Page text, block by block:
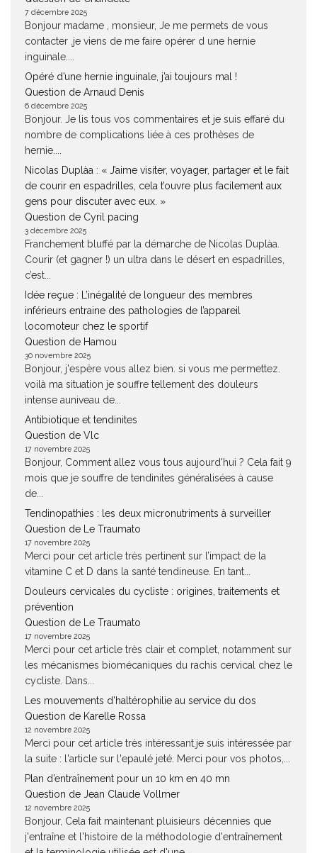
7 décembre 2025
Bonjour madame , monsieur, Je me permets de vous
contacter ,je viens de me faire opérer d une hernie
inguinale....
Opéré d’une hernie inguinale, j’ai toujours mal !
Question de Arnaud Denis
6 décembre 2025
Bonjour. Je lis tous vos commentaires et je suis effaré du
nombre de complications liée à ces prothèses de
hernie....
Nicolas Duplàa : « J’aime visiter, voyager, partager et le fait
de courir en espadrilles, cela t’ouvre plus facilement aux
gens pour discuter avec eux. »
Question de Cyril pacing
3 décembre 2025
Franchement bluffé par la démarche de Nicolas Duplàa.
Courir (et gagner !) un ultra dans le désert en espadrilles,
c’est...
Idée reçue : L’inégalité de longueur des membres
inférieurs entraine des pathologies de l’appareil
locomoteur chez le sportif
Question de Hamou
30 novembre 2025
Bonjour, j'espère vous allez bien. si vous me permettez.
voilà ma situation je souffre tellement des douleurs
intense auniveau de...
Antibiotique et tendinites
Question de Vlc
17 novembre 2025
Bonjour, Comment allez vous tous aujourd'hui ? Cela fait 9
mois que je souffre de tendinites généralisées à cause
de...
Tendinopathies : les deux micronutriments à surveiller
Question de Le Traumato
17 novembre 2025
Merci pour cet article très pertinent sur l’impact de la
vitamine C et D dans la santé tendineuse. En tant...
Douleurs cervicales du cycliste : origines, traitements et
prévention
Question de Le Traumato
17 novembre 2025
Merci pour cet article très clair et complet, notamment sur
les mécanismes biomécaniques du rachis cervical chez le
cycliste. Dans...
Les mouvements d’haltérophilie au service du dos
Question de Karelle Rossa
12 novembre 2025
Merci pour cet article très intéressant.je suis intéressée par
la suite : l'article sur l'epaulé jeté. Merci pour vos photos,...
Plan d’entraînement pour un 10 km en 40 mn
Question de Jean Claude Vollmer
12 novembre 2025
Bonjour, Cela fait maintenant pluisieurs décennies que
j'entraîne et l'histoire de la méthodologie d'entraînement